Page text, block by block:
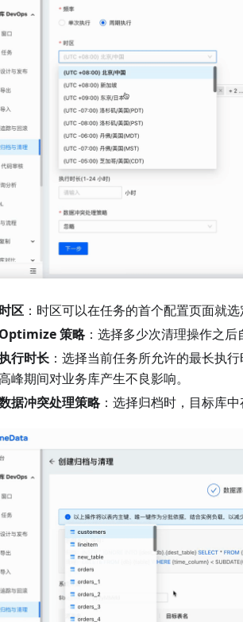
时区 ：时区可以在任务的首个配置页面就
Optimize 策略：选择多少次清理操作之后
行时长 ：选择当前任务所允许的最长执
峰期间对业务库产生不良影响。
据冲突处理策略：选择归档时，目标库